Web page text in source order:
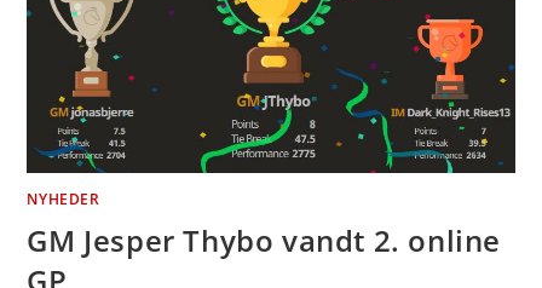
NYHEDER
GM Jesper Thybo vandt 2. online
GP